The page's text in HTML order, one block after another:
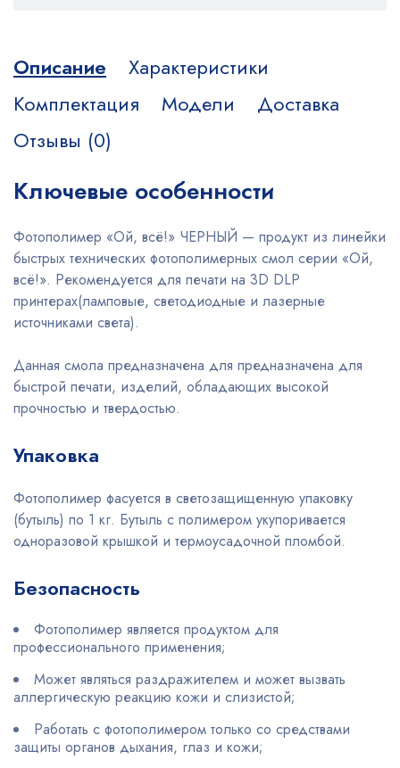
Описание
Характеристики
Комплектация
Модели
Доставка
Отзывы (0)
Ключевые особенности
Фотополимер «Ой, всё!» ЧЕРНЫЙ — продукт из линейки
быстрых технических фотополимерных смол серии «Ой,
всё!». Рекомендуется для печати на 3D DLP
принтерах(ламповые, светодиодные и лазерные
источниками света).
Данная смола предназначена для предназначена для
быстрой печати, изделий, обладающих высокой
прочностью и твердостью.
Упаковка
Фотополимер фасуется в светозащищенную упаковку
(бутыль) по 1 кг. Бутыль с полимером укупоривается
одноразовой крышкой и термоусадочной пломбой.
Безопасность
Фотополимер является продуктом для
профессионального применения;
Может являться раздражителем и может вызвать
аллергическую реакцию кожи и слизистой;
Работать с фотополимером только со средствами
защиты органов дыхания, глаз и кожи;